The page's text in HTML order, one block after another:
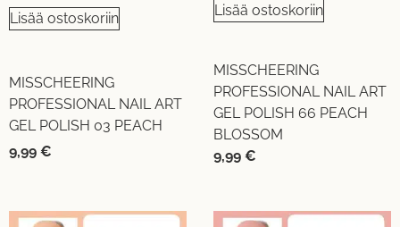
Lisää ostoskoriin
MISSCHEERING
PROFESSIONAL NAIL ART
GEL POLISH 03 PEACH
9,99 €
Lisää ostoskoriin
MISSCHEERING
PROFESSIONAL NAIL ART
GEL POLISH 66 PEACH
BLOSSOM
9,99 €